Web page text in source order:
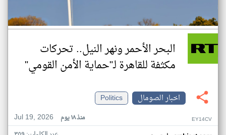
البحر الأحمر ونهر النيل.. تحركات
مكثفة للقاهرة لـ"حماية الأمن القومي"
اخبار الصومال
Politics
Jul 19, 2026
منذ ١٨ يوم EY14CV